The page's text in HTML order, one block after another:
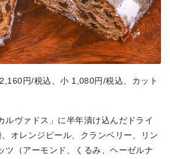
円/税込、小 1,080円/税込、カット
ルヴァドス」に半年漬け込んだドライ
オレンジピール、クランベリー、リン
ツ（アーモンド、くるみ、ヘーゼルナ